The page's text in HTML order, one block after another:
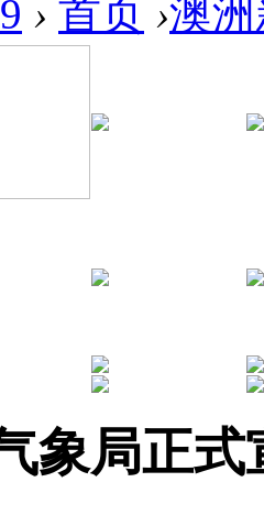
› 首页 ›澳
象局正